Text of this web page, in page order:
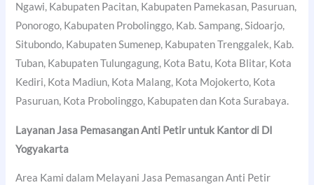
Ngawi, Kabupaten Pacitan, Kabupaten Pamekasan, Pasuruan,
Ponorogo, Kabupaten Probolinggo, Kab. Sampang, Sidoarjo,
Situbondo, Kabupaten Sumenep, Kabupaten Trenggalek, Kab.
Tuban, Kabupaten Tulungagung, Kota Batu, Kota Blitar, Kota
Kediri, Kota Madiun, Kota Malang, Kota Mojokerto, Kota
Pasuruan, Kota Probolinggo, Kabupaten dan Kota Surabaya.
Layanan Jasa Pemasangan Anti Petir untuk Kantor di DI
Yogyakarta
Area Kami dalam Melayani Jasa Pemasangan Anti Petir